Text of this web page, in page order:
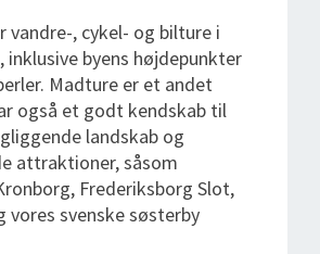
vandre-, cykel- og bilture i
inklusive byens højdepunkter
Madture er et andet
også et godt kendskab til
landskab og
attraktioner, såsom
Frederiksborg Slot,
vores svenske søsterby